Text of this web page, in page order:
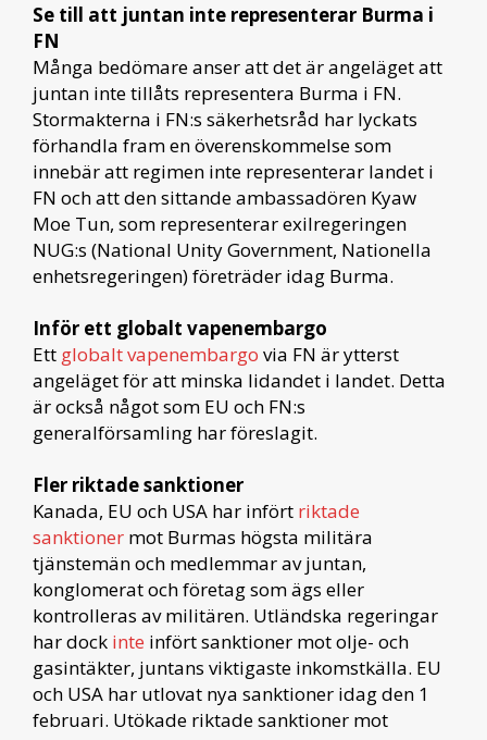
Se till att juntan inte representerar Burma i
FN
Många bedömare anser att det är angeläget att
juntan inte tillåts representera Burma i FN.
Stormakterna i FN:s säkerhetsråd har lyckats
förhandla fram en överenskommelse som
innebär att regimen inte representerar landet i
FN och att den sittande ambassadören Kyaw
Moe Tun, som representerar exilregeringen
NUG:s (National Unity Government, Nationella
enhetsregeringen) företräder idag Burma.
Inför ett globalt vapenembargo
Ett globalt vapenembargo via FN är ytterst
angeläget för att minska lidandet i landet. Detta
är också något som EU och FN:s
generalförsamling har föreslagit.
Fler riktade sanktioner
Kanada, EU och USA har infört riktade
sanktioner mot Burmas högsta militära
tjänstemän och medlemmar av juntan,
konglomerat och företag som ägs eller
kontrolleras av militären. Utländska regeringar
har dock inte infört sanktioner mot olje- och
gasintäkter, juntans viktigaste inkomstkälla. EU
och USA har utlovat nya sanktioner idag den 1
februari. Utökade riktade sanktioner mot